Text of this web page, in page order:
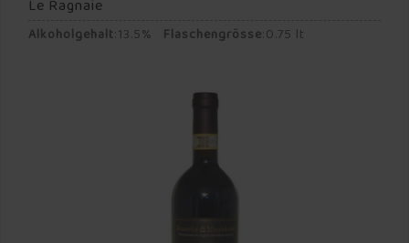
Le Ragnaie
Alkoholgehalt:13.5% Flaschengrösse:0.75 lt